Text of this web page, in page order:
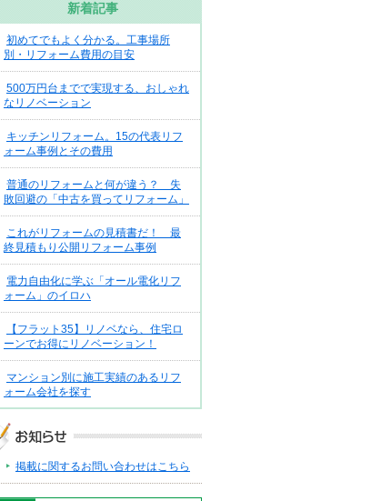
新着記事
初めてでもよく分かる。工事場所
別・リフォーム費用の目安
500万円台までで実現する、おしゃれ
なリノベーション
キッチンリフォーム。15の代表リフ
ォーム事例とその費用
普通のリフォームと何が違う？ 失
敗回避の「中古を買ってリフォーム」
これがリフォームの見積書だ！ 最
終見積もり公開リフォーム事例
電力自由化に学ぶ「オール電化リフ
ォーム」のイロハ
【フラット35】リノベなら、住宅ロ
ーンでお得にリノベーション！
マンション別に施工実績のあるリフ
ォーム会社を探す
掲載に関するお問い合わせはこちら